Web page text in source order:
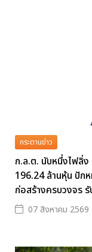
กระดานข่าว
ก.ล.ต. นับหนึ่งไฟลิ่
196.24 ล้านหุ้น ปัก
ก่อสร้างครบวงจร รั
07 สิงหาคม 2569